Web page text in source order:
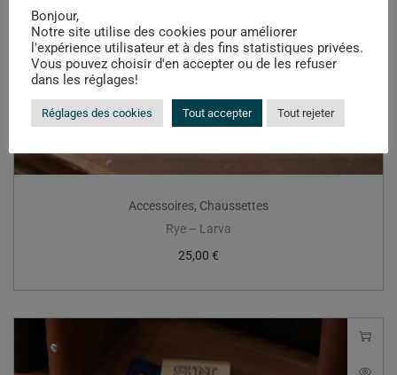
Accessoires, Chaussettes
Rye – Larva
25,00 €
Bonjour,
Notre site utilise des cookies pour améliorer
l'expérience utilisateur et à des fins statistiques privées.
Vous pouvez choisir d'en accepter ou de les refuser
dans les réglages!
Réglages des cookies Tout accepter Tout rejeter